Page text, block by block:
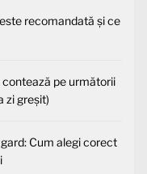
recomandată și ce
contează pe următorii
zi greșit)
Cum alegi corect